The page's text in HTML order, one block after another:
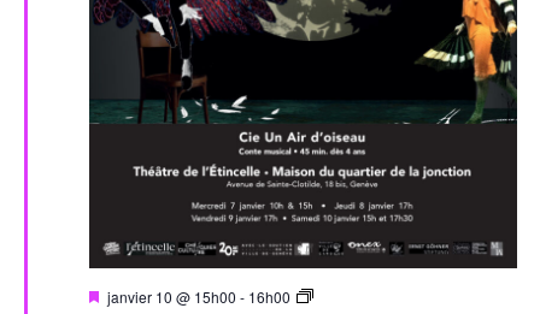
Mis
janvier 10 @ 15h00 - 16h00 Plume